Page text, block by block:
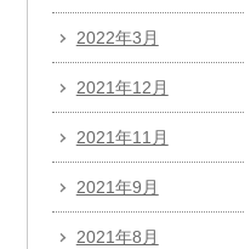
2022年3月
2021年12月
2021年11月
2021年9月
2021年8月